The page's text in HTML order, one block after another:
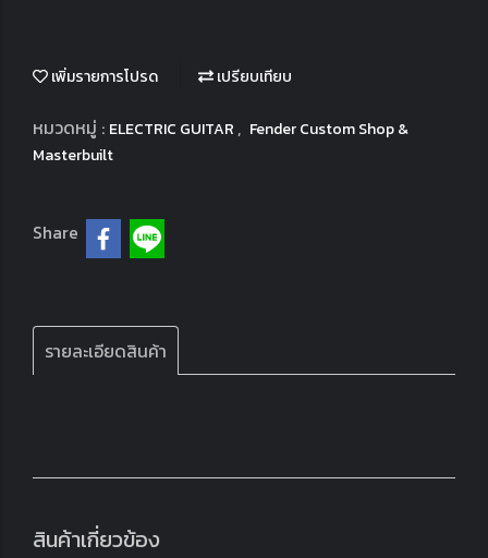
เพิ่มรายการโปรด เปรียบเทียบ
หมวดหมู่ : ELECTRIC GUITAR , Fender Custom Shop &
Masterbuilt
Share
รายละเอียดสินค้า
สินค้าเกี่ยวข้อง